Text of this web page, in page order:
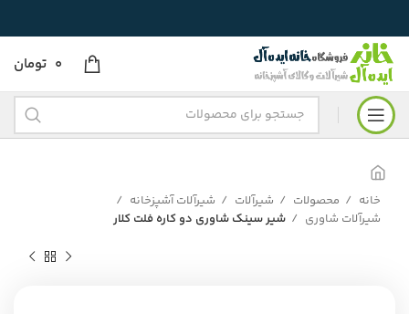
0 تومان
خانه محصولات شیرآلات
شیرآلات آشپزخانه
شیرآلات شاوری
شیر سینک شاوری دو کاره فلت کلار